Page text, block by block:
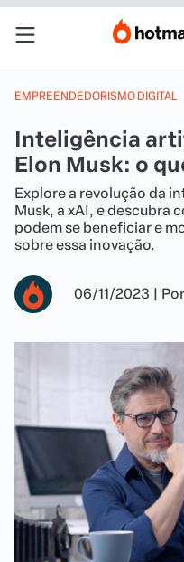
EMPREENDEDORISMO DIGITAL
Inteligência
Elon Musk: o
Explore a revolução da
Musk, a xAI, e descubra
podem se beneficiar e
sobre essa inovação.
06/11/2023 | Por